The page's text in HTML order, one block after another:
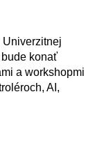
Univerzitnej
konať
a workshopmi
AI,